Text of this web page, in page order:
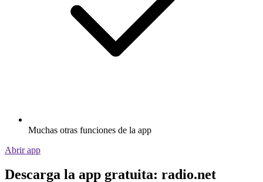
Muchas otras funciones de la app
Abrir app
Descarga la app gratuita: radio.net